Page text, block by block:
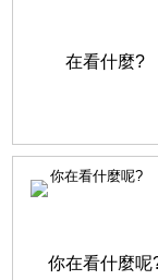
你在看什麼呢?